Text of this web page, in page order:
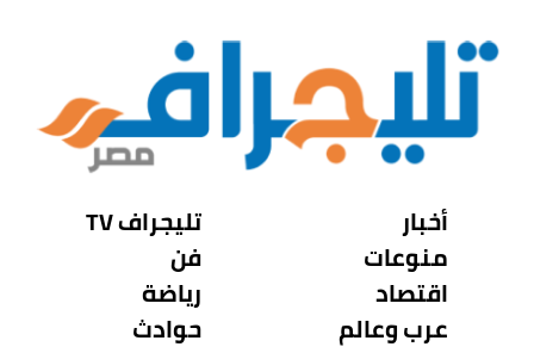
أخبار
منوعات
اقتصاد
عرب وعالم
تليجراف TV
فن
رياضة
حوادث